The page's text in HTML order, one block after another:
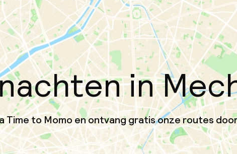
in
Time to Momo en ontvang gratis onze routes